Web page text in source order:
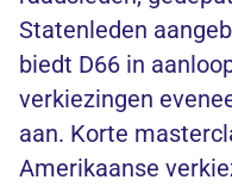
Statenleden
biedt D66 in
verkiezingen
aan. Korte
Amerikaanse